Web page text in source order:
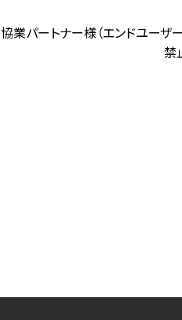
協業パートナー様（エンドユー
禁